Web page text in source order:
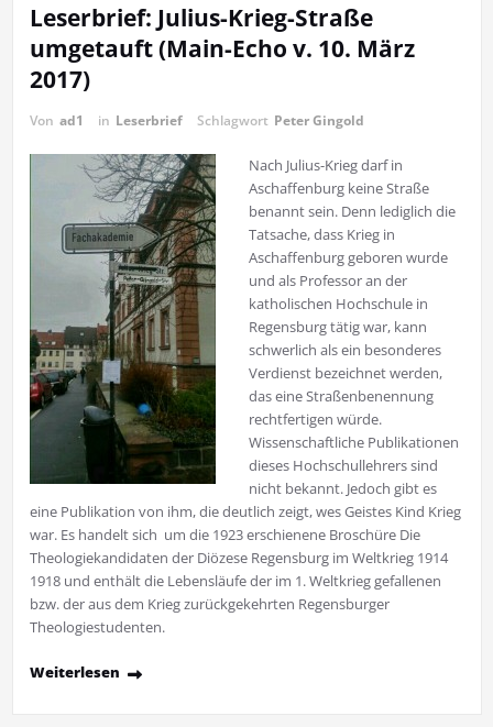
Leserbrief: Julius-Krieg-Straße
umgetauft (Main-Echo v. 10. März
2017)
Von ad1 in Leserbrief Schlagwort Peter Gingold
Nach Julius-Krieg darf in
Aschaffenburg keine Straße
benannt sein. Denn lediglich die
Tatsache, dass Krieg in
Aschaffenburg geboren wurde
und als Professor an der
katholischen Hochschule in
Regensburg tätig war, kann
schwerlich als ein besonderes
Verdienst bezeichnet werden,
das eine Straßenbenennung
rechtfertigen würde.
Wissenschaftliche Publikationen
dieses Hochschullehrers sind
nicht bekannt. Jedoch gibt es
eine Publikation von ihm, die deutlich zeigt, wes Geistes Kind Krieg
war. Es handelt sich um die 1923 erschienene Broschüre Die
Theologiekandidaten der Diözese Regensburg im Weltkrieg 1914 
1918 und enthält die Lebensläufe der im 1. Weltkrieg gefallenen
bzw. der aus dem Krieg zurückgekehrten Regensburger
Theologiestudenten.
Weiterlesen